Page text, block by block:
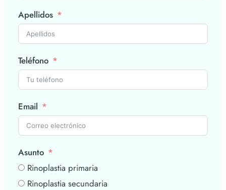
Apellidos
Teléfono
Email
Asunto
Rinoplastia primaria
Rinoplastia secundaria